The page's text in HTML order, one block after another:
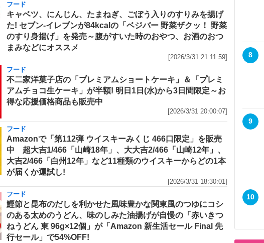
フード
キャベツ、にんじん、たまねぎ、ごぼう入りのすりみを揚げ
た! セブン‐イレブンが84kcalの「ベジバー 野菜ザクッ！ 野菜
のすり身揚げ」を発売～腹がすいた時のおやつ、お酒のおつ
まみなどにオススメ
[2026/3/31 21:11:59]
フード
不二家洋菓子店の「プレミアムショートケーキ」＆「プレミ
アムチョコ生ケーキ」が半額! 明日1日(水)から3日間限定～お
得な応援価格商品も販売中
[2026/3/31 20:00:07]
フード
Amazonで「第112弾 ウイスキーみくじ 466口限定」を販売
中 超大吉1/466「山崎18年」、大大吉2/466「山崎12年」、
大吉2/466「白州12年」など11種類のウイスキーからどの1本
が届くか運試し!
[2026/3/31 18:30:01]
フード
鰹節と昆布のだしを利かせた風味豊かな関東風のつゆにコシ
のある太めのうどん、味のしみた油揚げが自慢の「赤いきつ
ねうどん 東 96g×12個」が「Amazon 新生活セール Final 先
行セール」で54%OFF!
8
9
10